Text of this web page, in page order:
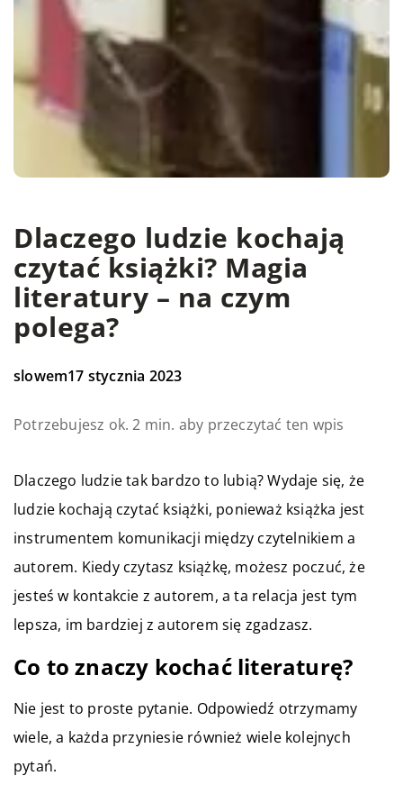
Dlaczego ludzie kochają
czytać książki? Magia
literatury – na czym
polega?
slowem17 stycznia 2023
Potrzebujesz ok. 2 min. aby przeczytać ten wpis
Dlaczego ludzie tak bardzo to lubią? Wydaje się, że
ludzie kochają czytać książki, ponieważ książka jest
instrumentem komunikacji między czytelnikiem a
autorem. Kiedy czytasz książkę, możesz poczuć, że
jesteś w kontakcie z autorem, a ta relacja jest tym
lepsza, im bardziej z autorem się zgadzasz.
Co to znaczy kochać literaturę?
Nie jest to proste pytanie. Odpowiedź otrzymamy
wiele, a każda przyniesie również wiele kolejnych
pytań.